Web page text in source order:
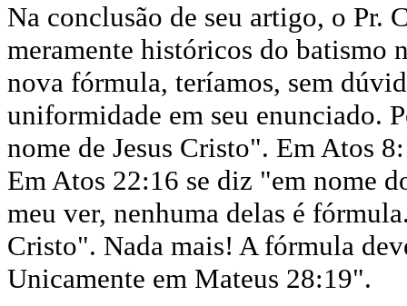
Na conclusão de seu artigo, o Pr.
meramente históricos do batismo
nova fórmula, teríamos, sem
uniformidade em seu enunciado.
nome de Jesus Cristo". Em Atos
Em Atos 22:16 se diz "em nome
meu ver, nenhuma delas é
Cristo". Nada mais! A fórmula
Unicamente em Mateus 28:19".